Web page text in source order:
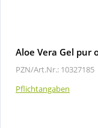
Aloe Vera Gel pur
PZN/Art.Nr.: 10327185 |
Pflichtangaben